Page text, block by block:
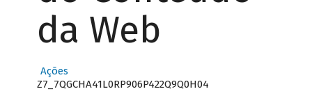
da Web
Ações
Z7_7QGCHA41L0RP906P422Q9Q0H04